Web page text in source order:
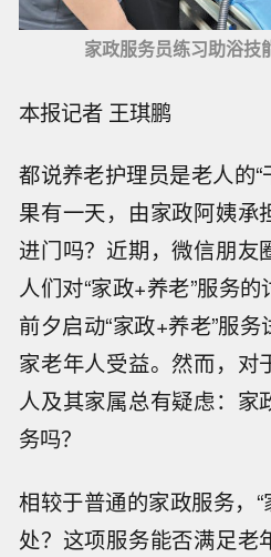
家政服务员练习助浴技
本报记者 王琪鹏
都说养老护理员是老人的“
果有一天，由家政阿姨承
进门吗？近期，微信朋友
人们对“家政+养老”服务
前夕启动“家政+养老”服
家老年人受益。然而，对
人及其家属总有疑虑：家
务吗？
相较于普通的家政服务，
处？这项服务能否满足老